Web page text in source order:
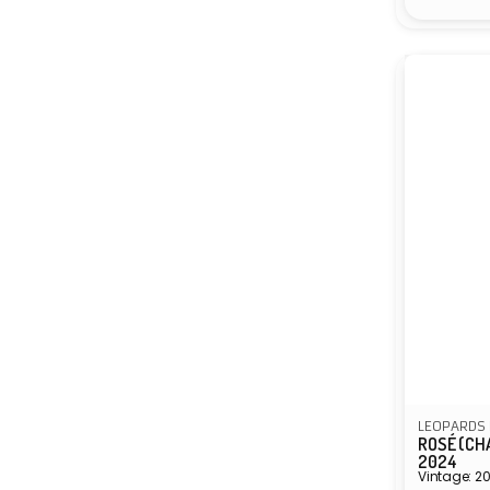
LEOPARDS
ROSÉ
2024
Vintage: